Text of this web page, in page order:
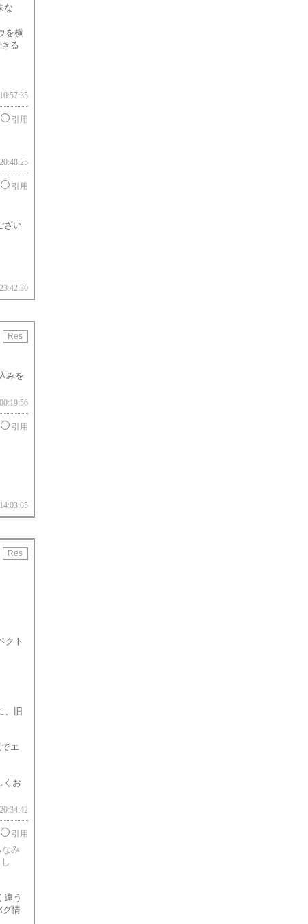
な
を横
る
引用
引用
ざい
みを
引用
クト
、旧
エ
くお
引用
み
違う
グ情